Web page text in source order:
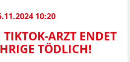
10:20
ARZT ENDET
TÖDLICH!